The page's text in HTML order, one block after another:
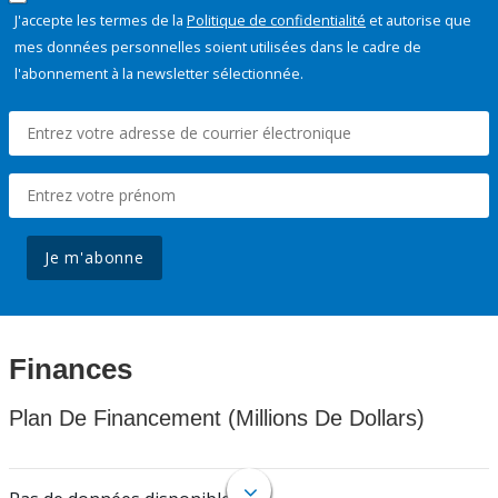
J'accepte les termes de la Politique de confidentialité et autorise que
mes données personnelles soient utilisées dans le cadre de
l'abonnement à la newsletter sélectionnée.
Je m'abonne
Finances
Plan De Financement (Millions De Dollars)